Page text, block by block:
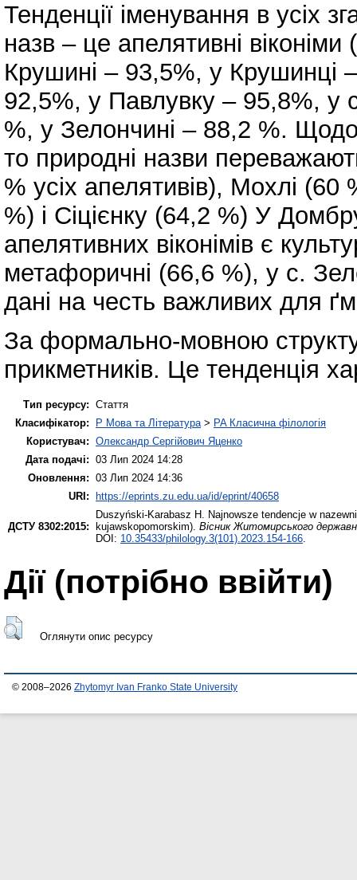
Тенденції іменування в усіх
назв – це апелятивні
Крушині – 93,5%, у Крушинці
92,5%, у Павлувку – 95,8%, у
%, у Зелончині – 88,2 %.
то природні назви
% усіх апелятивів), Мохлі
%) і Сіцієнку (64,2 %) У
апелятивних віконімів є
метафоричні (66,6 %), у с.
дані на честь важливих для
За формально-мовною
прикметників. Це тенденція
Тип ресурсу: Стаття
Класифікатор:
P Мова та Література > PA Класична філологія
Користувач: Олександр Сергійович Яценко
Дата подачі: 03 Лип 2024 14:28
Оновлення: 03 Лип 2024 14:36
URI: https://eprints.zu.edu.ua/id/eprint/40658
ДСТУ 8302:2015:
Duszyński-Karabasz H. Najnowsze tendencje w
kujawskopomorskim). Вісник Житомирського
DOI: 10.35433/philology.3(101).2023.154-166
Дії ​​(потрібно ввійти)
Оглянути опис ресурсу
© 2008–2026 Zhytomyr Ivan Franko State University